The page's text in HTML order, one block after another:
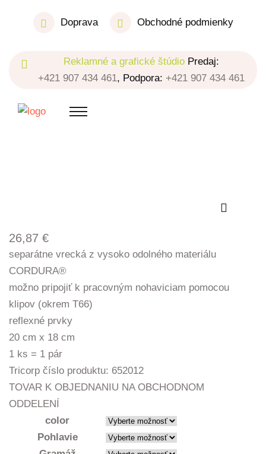
Doprava Obchodné podmienky
Reklamné a grafické štúdio Predaj:
+421 907 434 461, Podpora: +421 907 434 461
26,87 €
separátne vrecká z vysoko odolného materiálu
CORDURA®
možno pripojiť k pracovným nohaviciam pomocou
klipov (okrem T66)
reflexné prvky
20 cm x 18 cm
1 ks = 1 pár
Tricorp číslo produktu: 652012
TOVAR K OBJEDNANIU NA OBCHODNOM
ODDELENÍ
color
Pohlavie